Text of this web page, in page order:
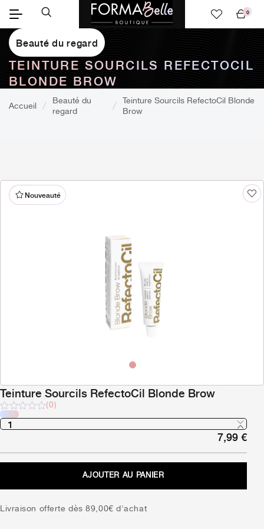
panier
0
Beauté du regard
TEINTURE SOURCILS REFECTOCIL
BLONDE BROW
Accueil
Beauté du
regard
Teinture Sourcils RefectoCil Blonde
Brow
Nouveauté
Teinture Sourcils RefectoCil Blonde Brow
Note
sur
(0)
7,99€
AJOUTER AU PANIER
Livraison offerte dès 89,00€ d'achat